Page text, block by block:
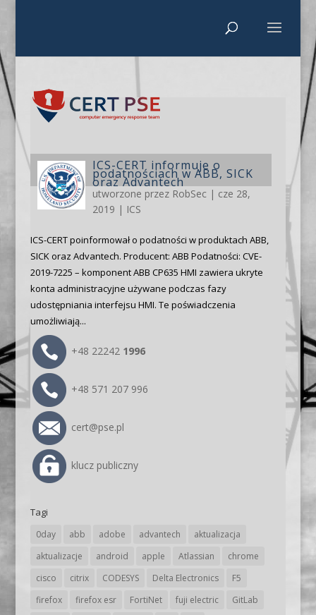
ICS-CERT informuje o
podatnościach w ABB, SICK
oraz Advantech
utworzone przez RobSec | cze 28,
2019 | ICS
ICS-CERT poinformował o podatności w produktach ABB,
SICK oraz Advantech. Producent: ABB Podatności: CVE-
2019-7225 – komponent ABB CP635 HMI zawiera ukryte
konta administracyjne używane podczas fazy
udostępniania interfejsu HMI. Te poświadczenia
umożliwiają...
+48 22242 1996
+48 571 207 996
cert@pse.pl
klucz publiczny
Tagi
0day abb adobe advantech
aktualizacja
aktualizacje
android apple Atlassian
chrome
cisco
citrix CODESYS Delta Electronics
F5
firefox
firefox esr FortiNet fuji electric
GitLab